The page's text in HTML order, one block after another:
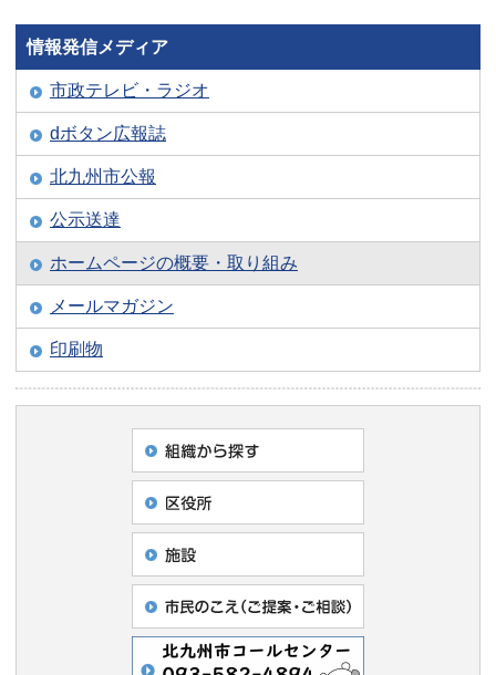
情報発信メディア
市政テレビ・ラジオ
dボタン広報誌
北九州市公報
公示送達
ホームページの概要・取り組み
メールマガジン
印刷物